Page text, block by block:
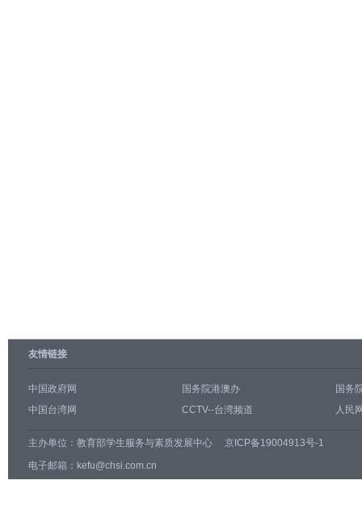
友情链接
中国政府网 国务院港澳办
国务
中国台湾网
CCTV--台湾频道 人民
主办单位： 教育部学生服务与素质发展中心
京ICP备19004913号-1
电子邮箱：kefu@chsi.com.cn